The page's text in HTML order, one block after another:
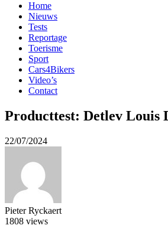
Home
Nieuws
Tests
Reportage
Toerisme
Sport
Cars4Bikers
Video’s
Contact
Producttest: Detlev Louis
22/07/2024
Pieter Ryckaert
1808 views